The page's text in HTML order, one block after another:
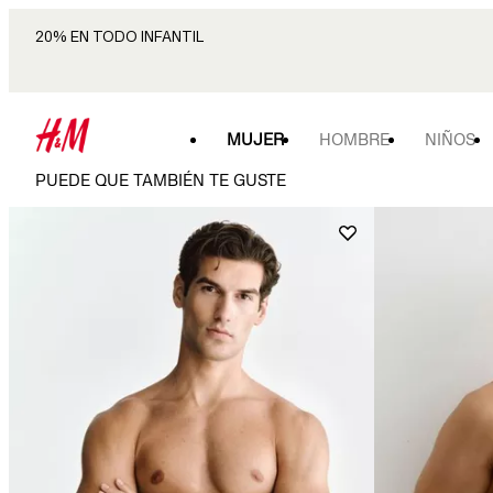
20% EN TODO INFANTIL
MUJER HOMBRE NIÑOS
PUEDE QUE TAMBIÉN TE GUSTE